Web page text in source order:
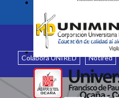
Inicio ¿Quiénes
Colabora UNIRED Notired